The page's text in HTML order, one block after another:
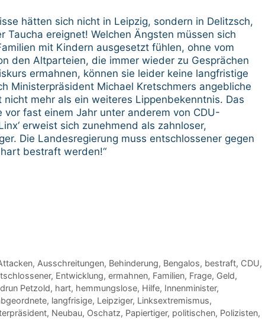
hätten sich nicht in Leipzig, sondern in Delitzsch,
Taucha ereignet! Welchen Ängsten müssen sich
mit Kindern ausgesetzt fühlen, ohne vom
den Altparteien, die immer wieder zu Gesprächen
ermahnen, können sie leider keine langfristige
Ministerpräsident Michael Kretschmers angebliche
nicht mehr als ein weiteres Lippenbekenntnis. Das
fast einem Jahr unter anderem von CDU-
erweist sich zunehmend als zahnloser,
Die Landesregierung muss entschlossener gegen
bestraft werden!“
, Ausschreitungen, Behinderung, Bengalos, bestraft, CDU,
, Entwicklung, ermahnen, Familien, Frage, Geld,
Petzold, hart, hemmungslose, Hilfe, Innenminister,
, langfrisige, Leipziger, Linksextremismus,
, Neubau, Oschatz, Papiertiger, politischen, Polizisten,